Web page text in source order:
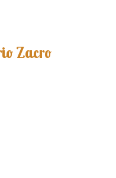
Zacro